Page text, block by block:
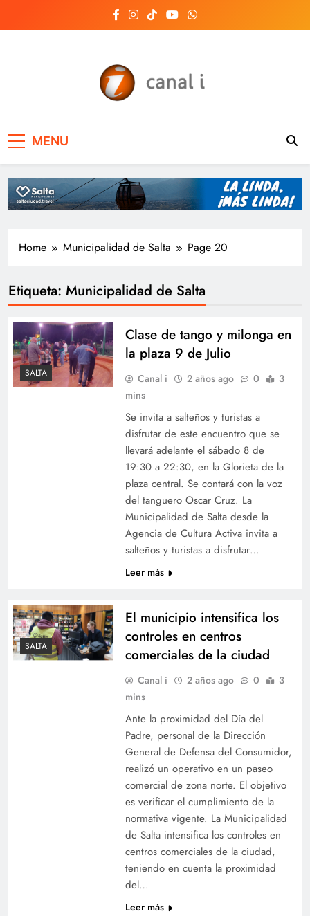
Salta, Argentina y el
mundo, las 24 horas
del día
MENU
Home Municipalidad de Salta Page 20
Etiqueta: Municipalidad de Salta
SALTA
Clase de tango y milonga en
la plaza 9 de Julio
Canal i 2 años ago 0
3
mins
Se invita a salteños y turistas a
disfrutar de este encuentro que se
llevará adelante el sábado 8 de
19:30 a 22:30, en la Glorieta de la
plaza central. Se contará con la voz
del tanguero Oscar Cruz. La
Municipalidad de Salta desde la
Agencia de Cultura Activa invita a
salteños y turistas a disfrutar…
Leer más
SALTA
El municipio intensifica los
controles en centros
comerciales de la ciudad
Canal i 2 años ago 0
3
mins
Ante la proximidad del Día del
Padre, personal de la Dirección
General de Defensa del Consumidor,
realizó un operativo en un paseo
comercial de zona norte. El objetivo
es verificar el cumplimiento de la
normativa vigente. La Municipalidad
de Salta intensifica los controles en
centros comerciales de la ciudad,
teniendo en cuenta la proximidad
del…
Leer más